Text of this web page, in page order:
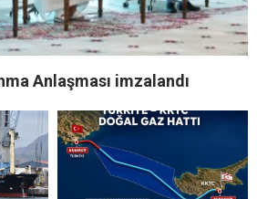
Anlaşması imzalandı